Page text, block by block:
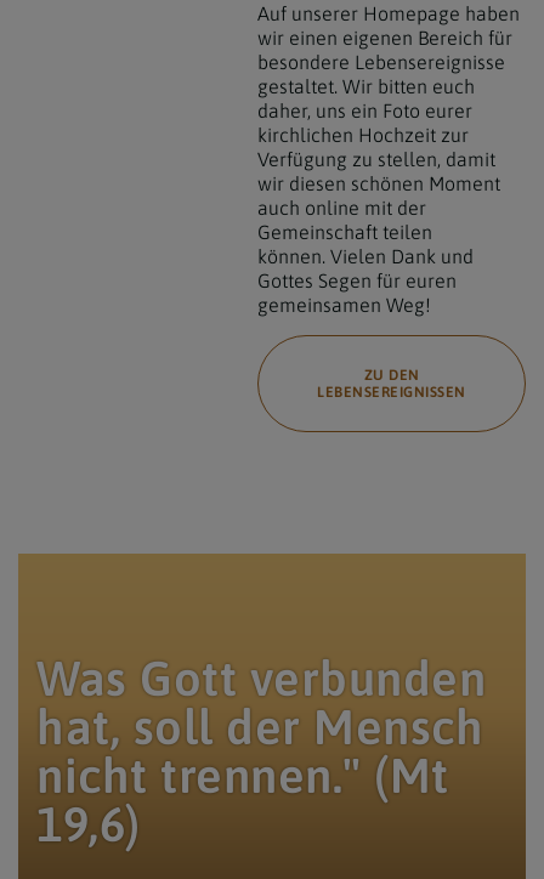
Auf unserer Homepage haben
wir einen eigenen Bereich für
besondere Lebensereignisse
gestaltet. Wir bitten euch
daher, uns ein Foto eurer
kirchlichen Hochzeit zur
Verfügung zu stellen, damit
wir diesen schönen Moment
auch online mit der
Gemeinschaft teilen
können. Vielen Dank und
Gottes Segen für euren
gemeinsamen Weg!
ZU DEN
LEBENSEREIGNISSEN
Was Gott verbunden
hat, soll der Mensch
nicht trennen." (Mt
19,6)